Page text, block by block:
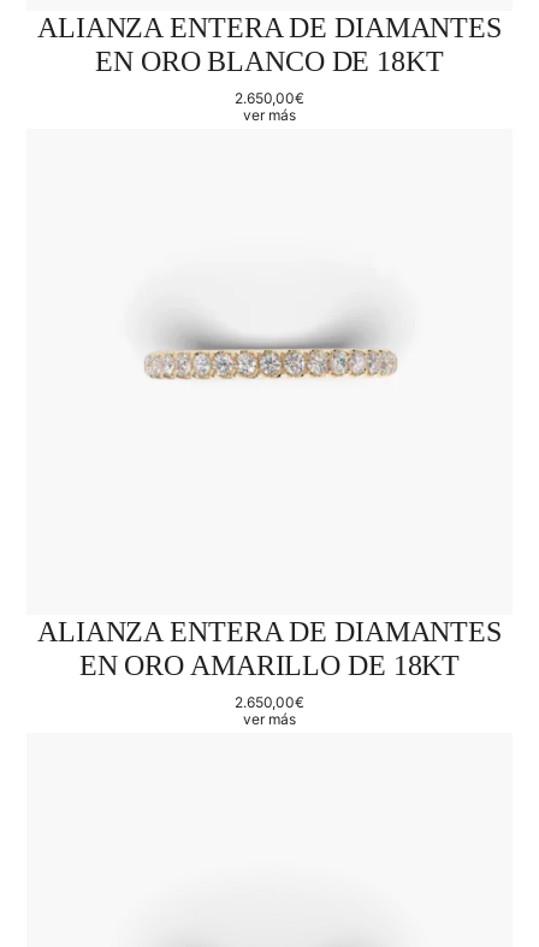
ALIANZA ENTERA DE DIAMANTES
EN ORO BLANCO DE 18KT
2.650,00€
ver más
ALIANZA ENTERA DE DIAMANTES
EN ORO AMARILLO DE 18KT
2.650,00€
ver más